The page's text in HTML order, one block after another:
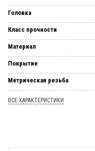
Головка
Класс прочности
Материал
Покрытие
Метрическая резьба
ВСЕ ХАРАКТЕРИСТИКИ